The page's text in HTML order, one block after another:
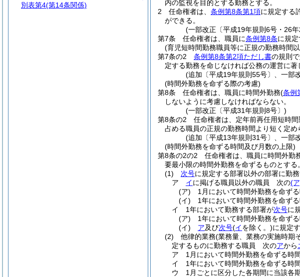
内の監視を目的とする勤務とする。
2
任命権者は、 条例第8条第1項に規定する
ができる。
(一部改正〔平成19年規則6号・26
第7条
任命権者は、職員に条例第8条に規
(育児短時間勤務職員等に正規の勤務時間
第7条の2
条例第8条第2項ただし書の規則
定する勤務を命じなければ公務の運営に
(追加〔平成19年規則55号〕、一部
(時間外勤務を命ずる際の考慮)
第8条
任命権者は、職員に時間外勤務(条例
しないように考慮しなければならない。
(一部改正〔平成31年規則8号〕)
第8条の2
任命権者は、定年前再任用短時
占める職員の正規の勤務時間より短く定
(追加〔平成13年規則31号〕、一部
(時間外勤務を命ずる時間及び月数の上限)
第8条の2の2
任命権者は、職員に時間外勤
要最小限の時間外勤務を命ずるものとする。
(1)
次号に規定する部署以外の部署に勤
ア
イに掲げる職員以外の職員 次の(
(ア)
1月において時間外勤務を命ず
(イ)
1年において時間外勤務を命ず
イ
1年において勤務する部署が次号に
(ア)
1年において時間外勤務を命ず
(イ)
ア及び次号(イを除く。)に規定
(2)
他律的業務(業務量、業務の実施時期
定するものに勤務する職員 次のアから
ア
1月において時間外勤務を命ずる時
イ
1年において時間外勤務を命ずる時
ウ
1月ごとに区分した各期間に当該各
別表第4(第14条関係)